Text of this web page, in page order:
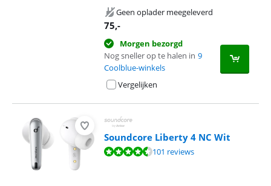
Geen oplader meegeleverd
75,-
Morgen bezorgd
Nog sneller op te halen in 9
Coolblue-winkels
Vergelijken
Soundcore Liberty 4 NC Wit
Beoordeling is 8,7 van de 10, gebaseerd op 101 reviews.
101 reviews